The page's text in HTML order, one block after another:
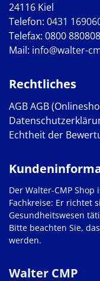
24116 Kiel
Telefon: 0431
Telefax: 0800
Mail: info@walter-
Rechtliches
AGBAGB
Echtheit der
Walter CMP
Der Walter-CMP
Fachkreise: Er richtet
Gesundheitswesen
Bitte beachten Sie,
werden.